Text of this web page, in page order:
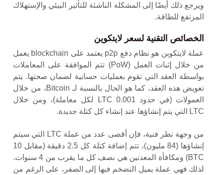
ويرجع ذلك أيضًا إلى المشكلة الناشئة للتأثير البيئي والإستهلاك
المرتفع للطاقة.
الخصائص التقنية لسعر لايتكوين
عملة لايتكوين هو نظام دفع p2p يعتمد على blockchain يعمل
من خلال إثبات العمل (PoW) تتم الموافقة على المعاملات
بواسطة العقد التي تقوم بعمليات حسابية لضمان صحتها. يتم
تعويض هذه العقد، كما هو الحال بالنسبة لـ Bitcoin، من خلال
العمولات (في حدود 0.001 LTC لكل معاملة)، ومن خلال
LTC التي يتم إنشاؤها عند إنشاء كل كتلة جديدة.
من وجهة نظر فنية، فإن أقصى عدد من عملة LTC التي سيتم
إنشاؤها (84 مليون)، تتم إضافة كتلة كل 2.5 دقيقة (مقابل 10
BTC) ومكافأة المعدنين هي نصف كل ما يقرب من 4 سنوات.
لذلك فهي عملة يميل التضخم فيها إلى الصفر، على الرغم من